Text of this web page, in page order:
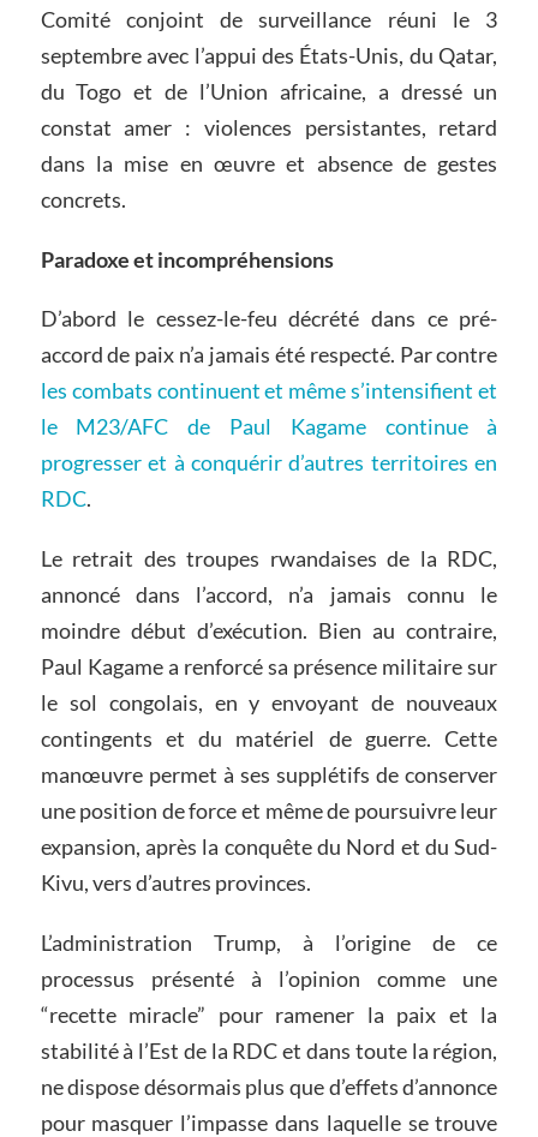
Comité conjoint de surveillance réuni le 3
septembre avec l’appui des États-Unis, du Qatar,
du Togo et de l’Union africaine, a dressé un
constat amer : violences persistantes, retard
dans la mise en œuvre et absence de gestes
concrets.
Paradoxe et incompréhensions
D’abord le cessez-le-feu décrété dans ce pré-
accord de paix n’a jamais été respecté. Par contre
les combats continuent et même s’intensifient et
le M23/AFC de Paul Kagame continue à
progresser et à conquérir d’autres territoires en
RDC.
Le retrait des troupes rwandaises de la RDC,
annoncé dans l’accord, n’a jamais connu le
moindre début d’exécution. Bien au contraire,
Paul Kagame a renforcé sa présence militaire sur
le sol congolais, en y envoyant de nouveaux
contingents et du matériel de guerre. Cette
manœuvre permet à ses supplétifs de conserver
une position de force et même de poursuivre leur
expansion, après la conquête du Nord et du Sud-
Kivu, vers d’autres provinces.
L’administration Trump, à l’origine de ce
processus présenté à l’opinion comme une
“recette miracle” pour ramener la paix et la
stabilité à l’Est de la RDC et dans toute la région,
ne dispose désormais plus que d’effets d’annonce
pour masquer l’impasse dans laquelle se trouve